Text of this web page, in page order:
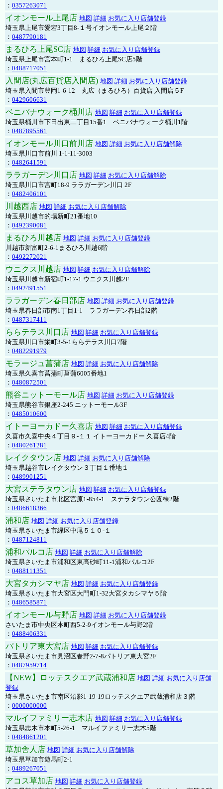
： 0357263071
イオンモール上尾店 地図 詳細 お気に入り店舗登録
埼玉県上尾市愛宕3丁目8-１号イオンモール上尾２階
： 0487790181
まるひろ上尾SC店 地図 詳細 お気に入り店舗登録
埼玉県上尾市宮本町1-1 まるひろ上尾SC店5階
： 0488717051
入間店(丸広百貨店入間店) 地図 詳細 お気に入り店舗登録
埼玉県入間市豊岡1-6-12 丸広（まるひろ）百貨店 入間店５F
： 0429606631
ベニバナウォーク桶川店 地図 詳細 お気に入り店舗登録
埼玉県桶川市下日出東二丁目15番1 ベニバナウォーク桶川1階
： 0487895561
イオンモール川口前川店 地図 詳細 お気に入り店舗解除
埼玉県川口市前川 1-1-11-3003
： 0482641591
ララガーデン川口店 地図 詳細 お気に入り店舗解除
埼玉県川口市宮町18-9 ララガーデン川口 2F
： 0482406101
川越西店 地図 詳細 お気に入り店舗解除
埼玉県川越市的場新町21番地10
： 0492390081
まるひろ川越店 地図 詳細 お気に入り店舗登録
川越市新富町2-6-1まるひろ川越6階
： 0492272021
ウニクス川越店 地図 詳細 お気に入り店舗解除
埼玉県川越市新宿町1-17-1 ウニクス川越2F
： 0492491551
ララガーデン春日部店 地図 詳細 お気に入り店舗登録
埼玉県春日部市南1丁目1-1 ララガーデン春日部2階
： 0487317411
ららテラス川口店 地図 詳細 お気に入り店舗登録
埼玉県川口市栄町3-5-1ららテラス川口7階
： 0482291979
モラージュ菖蒲店 地図 詳細 お気に入り店舗解除
埼玉県久喜市菖蒲町菖蒲6005番地1
： 0480872501
熊谷ニットーモール店 地図 詳細 お気に入り店舗登録
埼玉県熊谷市銀座2-245 ニットーモール3F
： 0485010600
イトーヨーカドー久喜店 地図 詳細 お気に入り店舗登録
久喜市久喜中央４丁目９-１１ イトーヨーカドー 久喜店4階
： 0480261281
レイクタウン店 地図 詳細 お気に入り店舗解除
埼玉県越谷市レイクタウン３丁目１番地１
： 0489901251
大宮ステラタウン店 地図 詳細 お気に入り店舗登録
埼玉県さいたま市北区宮原1-854-1 ステラタウン公園棟2階
： 0486618366
浦和店 地図 詳細 お気に入り店舗登録
埼玉県さいたま市緑区中尾５１０-１
： 0487124811
浦和パルコ店 地図 詳細 お気に入り店舗解除
埼玉県さいたま市浦和区東高砂町11-1浦和パルコ2F
： 0488111351
大宮タカシマヤ店 地図 詳細 お気に入り店舗登録
埼玉県さいたま市大宮区大門町1-32大宮タカシマヤ５階
： 0486585871
イオンモール与野店 地図 詳細 お気に入り店舗登録
さいたま市中央区本町西5-2-9イオンモール与野2階
： 0488406331
パトリア東大宮店 地図 詳細 お気に入り店舗登録
埼玉県さいたま市見沼区春野2-7-8パトリア東大宮2F
： 0487959714
【NEW】ロッテスクエア武蔵浦和店 地図 詳細 お気に入り店舗
登録
埼玉県さいたま市南区沼影1-19-19ロッテスクエア武蔵浦和店３階
： 0000000000
マルイファミリー志木店 地図 詳細 お気に入り店舗登録
埼玉県志木市本町5-26-1 マルイファミリー志木5階
： 0484861201
草加舎人店 地図 詳細 お気に入り店舗解除
埼玉県草加市遊馬町2-1
： 0489267051
アコス草加店 地図 詳細 お気に入り店舗登録